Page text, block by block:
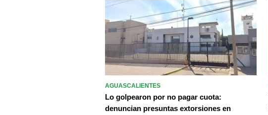
AGUASCALIENTES
Lo golpearon por no pagar cuota:
denuncian presuntas extorsiones en